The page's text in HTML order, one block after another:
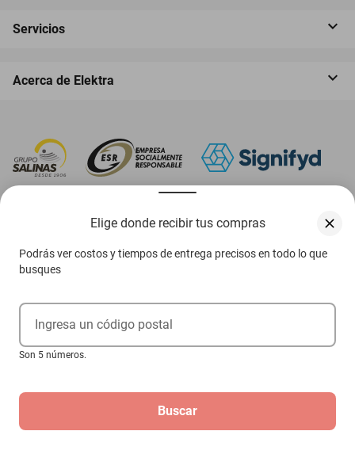
Elige donde recibir tus compras
Podrás ver costos y tiempos de entrega precisos en todo lo que
busques
Ingresa un código postal
Son 5 números.
Buscar
Servicios
Acerca de Elektra
Ejerce tus derechos ARCO
Términos y condiciones
pueden diferir de las promociones publicadas en tienda.
navegadores